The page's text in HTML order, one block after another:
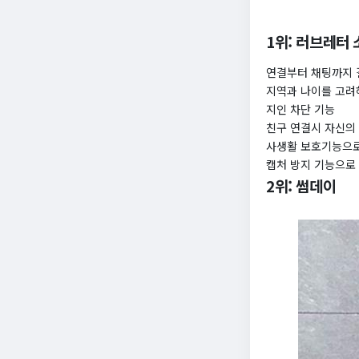
1위: 러브레터
연결부터 채팅까지
지역과 나이를 고
지인 차단 기능
친구 연결시 자신
사생활 보호기능으
캡처 방지 기능으
2위: 썸데이